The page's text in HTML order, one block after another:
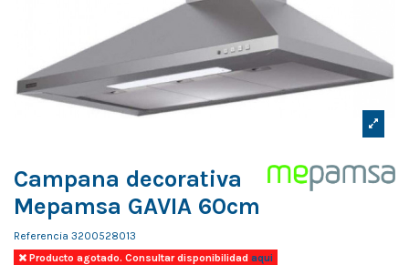
Campana decorativa
Mepamsa GAVIA 60cm
Referencia 3200528013
Producto agotado. Consultar disponibilidadaqui